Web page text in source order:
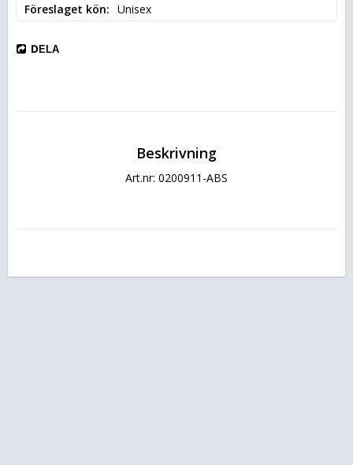
Föreslaget kön Unisex
DELA
Beskrivning
Art.nr: 0200911-ABS